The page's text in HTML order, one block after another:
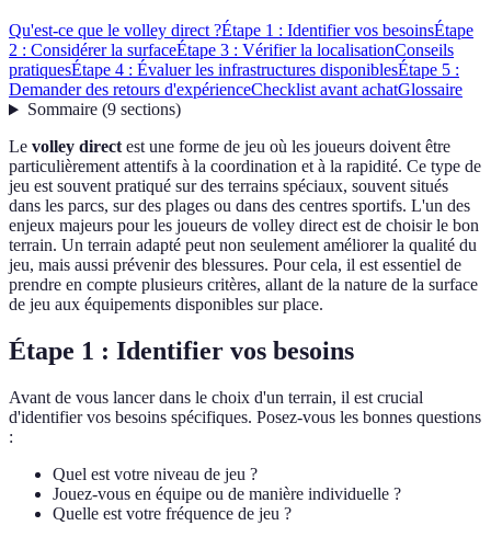
Qu'est-ce que le volley direct ?Étape 1 : Identifier vos besoinsÉtape
2 : Considérer la surfaceÉtape 3 : Vérifier la localisationConseils
pratiquesÉtape 4 : Évaluer les infrastructures disponiblesÉtape 5 :
Demander des retours d'expérienceChecklist avant achatGlossaire
Sommaire(9 sections)
Le volley directest une forme de jeu où les joueurs doivent être
particulièrement attentifs à la coordination et à la rapidité. Ce type de
jeu est souvent pratiqué sur des terrains spéciaux, souvent situés
dans les parcs, sur des plages ou dans des centres sportifs. L'un des
enjeux majeurs pour les joueurs de volley direct est de choisir le bon
terrain. Un terrain adapté peut non seulement améliorer la qualité du
jeu, mais aussi prévenir des blessures. Pour cela, il est essentiel de
prendre en compte plusieurs critères, allant de la nature de la surface
de jeu aux équipements disponibles sur place.
Étape 1 : Identifier vos besoins
Avant de vous lancer dans le choix d'un terrain, il est crucial
d'identifier vos besoins spécifiques. Posez-vous les bonnes questions
:
Quel est votre niveau de jeu ?
Jouez-vous en équipe ou de manière individuelle ?
Quelle est votre fréquence de jeu ?